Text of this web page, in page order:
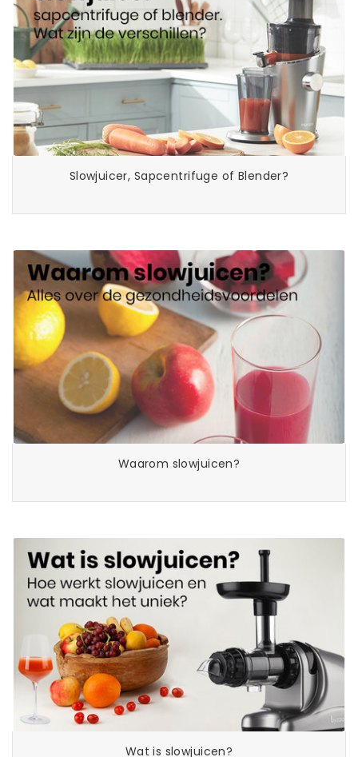
Slowjuicer, Sapcentrifuge of Blender?
Waarom slowjuicen?
Wat is slowjuicen?